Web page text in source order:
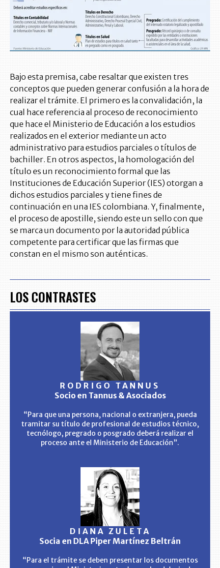
Bajo esta premisa, cabe resaltar que existen tres
conceptos que pueden generar confusión a la hora de
realizar el trámite. El primero es la convalidación, la
cual hace referencia al proceso de reconocimiento
que hace el Ministerio de Educación a los estudios
realizados en el exterior mediante un acto
administrativo para estudios parciales o títulos de
bachiller. En otros aspectos, la homologación del
título es un reconocimiento formal que las
Instituciones de Educación Superior (IES) otorgan a
dichos estudios parciales y tiene fines de
continuación en una IES colombiana. Y, finalmente,
el proceso de apostille, siendo este un sello con que
se marca un documento por la autoridad pública
competente para certificar que las firmas que
constan en el mismo son auténticas.
LOS CONTRASTES
RODRIGO TANNUS
Socio en Tannus & Asociados
“Para que una persona, nacional o extranjera, pueda
tramitar su título de profesional de estudios técnico,
tecnólogo, pregrado o posgrado deberá realizar el
proceso ante el Ministerio de Educación”.
DIANA ZULETA
Socia en DLA Piper Martínez Beltrán
“Para el trámite se deben presentar los documentos